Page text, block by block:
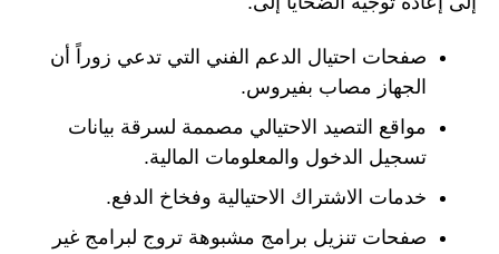
صفحات احتيال الدعم الفني التي تدعي زوراً أن
الجهاز مصاب بفيروس.
مواقع التصيد الاحتيالي مصممة لسرقة بيانات
تسجيل الدخول والمعلومات المالية.
خدمات الاشتراك الاحتيالية وفخاخ الدفع.
صفحات تنزيل برامج مشبوهة تروج لبرامج غير